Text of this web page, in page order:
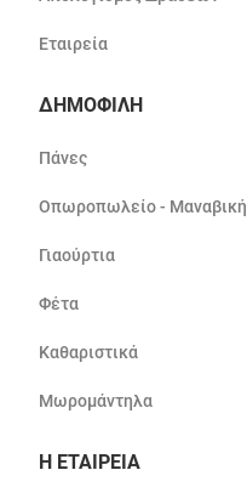
Εταιρεία
ΔΗΜΟΦΙΛΗ
Πάνες
Οπωροπωλείο - Μαναβική
Γιαούρτια
Φέτα
Καθαριστικά
Μωρομάντηλα
Η ΕΤΑΙΡΕΙΑ